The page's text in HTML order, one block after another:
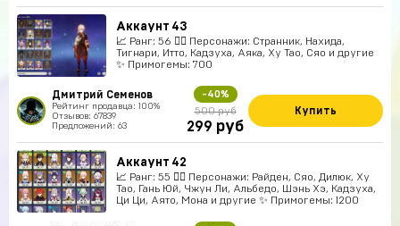
Аккаунт 43
📈 Ранг: 56 🧍‍♀️ Персонажи: Странник, Нахида,
Тигнари, Итто, Кадзуха, Аяка, Ху Тао, Сяо и другие
✨ Примогемы: 700
Дмитрий Семенов
Рейтинг продавца: 100%
Отзывов: 67839
Предложений: 63
-40%
500 руб
299 руб
Купить
Аккаунт 42
📈 Ранг: 55 🧍‍♀️ Персонажи: Райден, Сяо, Дилюк, Ху
Тао, Гань Юй, Чжун Ли, Альбедо, Шэнь Хэ, Кадзуха,
Ци Ци, Аято, Мона и другие ✨ Примогемы: 1200